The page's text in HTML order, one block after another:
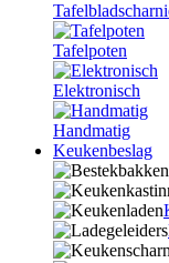
Tafelpoten
Elektronisch
Handmatig
Keukenbeslag